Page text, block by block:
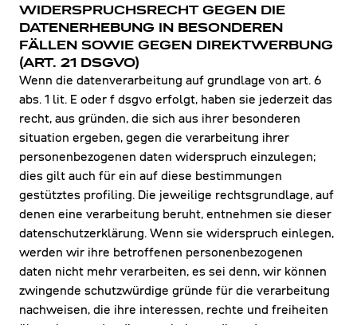
WIDERSPRUCHSRECHT GEGEN DIE
DATENERHEBUNG IN BESONDEREN
FÄLLEN SOWIE GEGEN DIREKTWERBUNG
(ART. 21 DSGVO)
Wenn die datenverarbeitung auf grundlage von art. 6
abs. 1 lit. E oder f dsgvo erfolgt, haben sie jederzeit das
recht, aus gründen, die sich aus ihrer besonderen
situation ergeben, gegen die verarbeitung ihrer
personenbezogenen daten widerspruch einzulegen;
dies gilt auch für ein auf diese bestimmungen
gestütztes profiling. Die jeweilige rechtsgrundlage, auf
denen eine verarbeitung beruht, entnehmen sie dieser
datenschutzerklärung. Wenn sie widerspruch einlegen,
werden wir ihre betroffenen personenbezogenen
daten nicht mehr verarbeiten, es sei denn, wir können
zwingende schutzwürdige gründe für die verarbeitung
nachweisen, die ihre interessen, rechte und freiheiten